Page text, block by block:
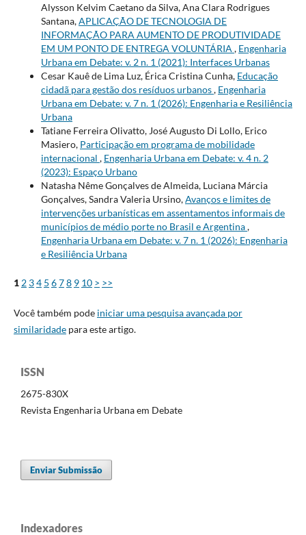
Alysson Kelvim Caetano da Silva, Ana Clara Rodrigues
Santana,APLICAÇÃO DE TECNOLOGIA DE
INFORMAÇÃO PARA AUMENTO DE PRODUTIVIDADE
EM UM PONTO DE ENTREGA VOLUNTÁRIA , Engenharia
Urbana em Debate: v. 2 n. 1 (2021): Interfaces Urbanas
Cesar Kauê de Lima Luz, Érica Cristina Cunha, Educação
cidadã para gestão dos resíduos urbanos, Engenharia
Urbana em Debate: v. 7 n. 1 (2026): Engenharia e Resiliência
Urbana
Tatiane Ferreira Olivatto, José Augusto Di Lollo, Erico
Masiero, Participação em programa de mobilidade
internacional , Engenharia Urbana em Debate: v. 4 n. 2
(2023): Espaço Urbano
Natasha Nême Gonçalves de Almeida, Luciana Márcia
Gonçalves, Sandra Valeria Ursino,Avanços e limites de
intervenções urbanísticas em assentamentos informais de
municípios de médio porte no Brasil e Argentina,
Engenharia Urbana em Debate: v. 7 n. 1 (2026): Engenharia
e Resiliência Urbana
1 2 34 5 678 9 10 > >>
Você também pode iniciar uma pesquisa avançada por
similaridadepara este artigo.
ISSN
2675-830X
Revista Engenharia Urbana em Debate
Enviar Submissão
Indexadores